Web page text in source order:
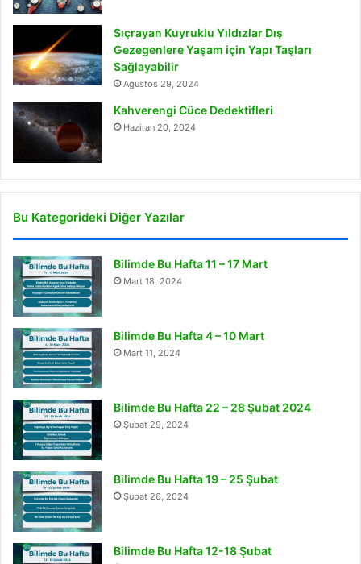
Sıçrayan Kuyruklu Yıldızlar Dış
Gezegenlere Yaşam için Yapı Taşları
Sağlayabilir
Ağustos 29, 2024
Kahverengi Cüce Dedektifleri
Haziran 20, 2024
Bu Kategorideki Diğer Yazılar
Bilimde Bu Hafta 11 – 17 Mart
Mart 18, 2024
Bilimde Bu Hafta 4 – 10 Mart
Mart 11, 2024
Bilimde Bu Hafta 22 – 28 Şubat 2024
Şubat 29, 2024
Bilimde Bu Hafta 19 – 25 Şubat
Şubat 26, 2024
Bilimde Bu Hafta 12-18 Şubat